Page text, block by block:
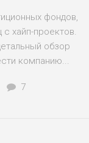
фондов,
хайп-проектов.
обзор
компанию...
7